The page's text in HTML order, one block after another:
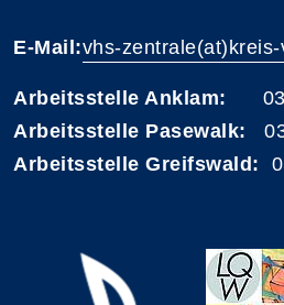
E-Mail:vhs-
Arbeitsstelle Anklam:
Arbeitsstelle Pasewalk:
Arbeitsstelle Greifswald: